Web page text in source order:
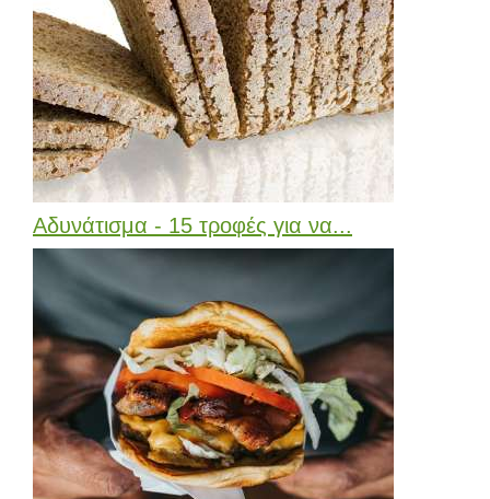
Αδυνάτισμα - 15 τροφές για να...